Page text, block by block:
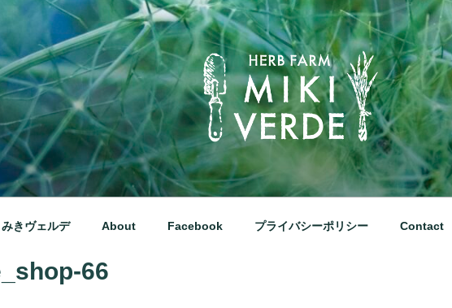
ェルデ
木市別所町ののどかな田園風景の中にあるハーブ工房です
みきヴェルデ About Facebook プライバシーポリシー Contact
66